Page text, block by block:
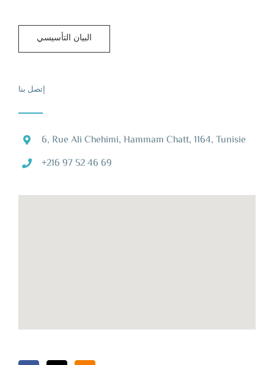
البيان التأسيسي
إتصل بنا
6, Rue Ali Chehimi, Hammam Chatt, 1164, Tunisie
+216 97 52 46 69